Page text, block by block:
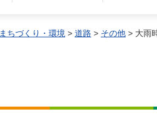
まちづくり・環境 > 道路 > その他 > 大雨